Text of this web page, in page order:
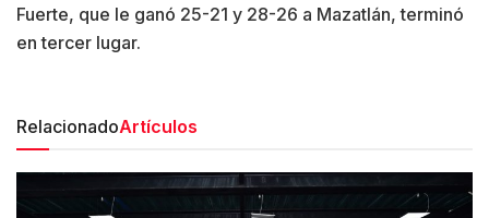
Fuerte, que le ganó 25-21 y 28-26 a Mazatlán, terminó
en tercer lugar.
RelacionadoArtículos